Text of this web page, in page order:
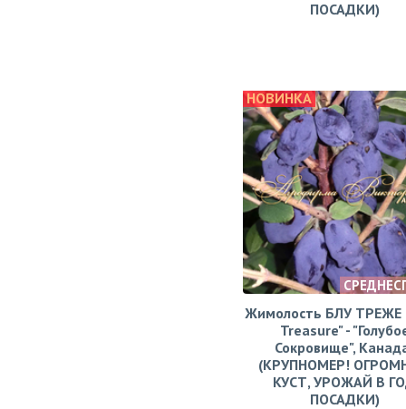
ПОСАДКИ)
НОВИНКА
Жимолость БЛУ ТРЕЖЕ
Treasure" -
Сокровище",
(КРУПНОМЕР!
КУСТ, УРОЖАЙ В
ПОСАДКИ)